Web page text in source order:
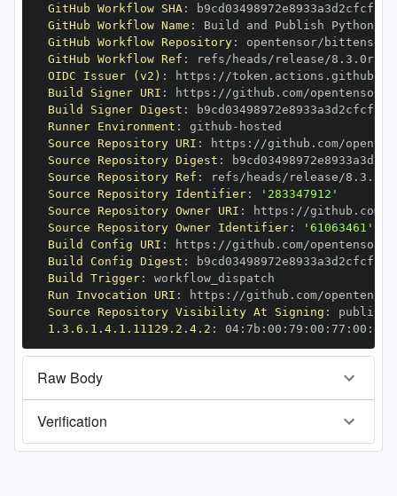
GitHub Workflow SHA:
GitHub Workflow Name :
GitHub Workflow Repository:
GitHub Workflow Ref :
OIDC Issuer (v2) : https :
Build Signer URI : https :
Build Signer Digest :
Runner Environment : github -
Source Repository URI : https :
Source Repository Digest :
Source Repository Ref :
Source Repository Identifier:
'283347912'
Source Repository Owner URI : https :
Source Repository Owner Identifier:
'61063461'
Build Config URI : https :
Build Config Digest :
Build Trigger:
Run Invocation URI : https :
Source Repository Visibility At Signing :
1.3.6.1.4.1.11129.2.4.2 : 04: 7b : 00 : 79 : 00 : 77 : 00 : dd
Raw Body
Verification